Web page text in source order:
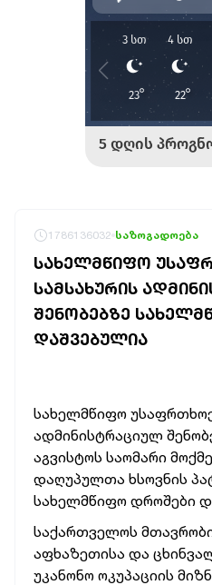
1786136032 საზოგადოება
ᲡᲐᲮᲔᲚᲛᲬᲘᲤᲝ
ᲡᲐᲛᲡᲐᲮᲣᲠᲘᲡ
ᲨᲔᲜᲝᲑᲔᲑᲖᲔ
ᲓᲐᲨᲕᲔᲑᲣᲚᲘᲐ
სახელმწიფო
ადმინისტრაციულ
აგვისტოს საომარი
დაღუპულთა ხსოვნის
სახელმწიფო დროშები
საქართველოს
აფხაზეთისა და
უკანონო ოკუპაციის